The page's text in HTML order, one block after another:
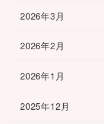
2026年3月
2026年2月
2026年1月
2025年12月